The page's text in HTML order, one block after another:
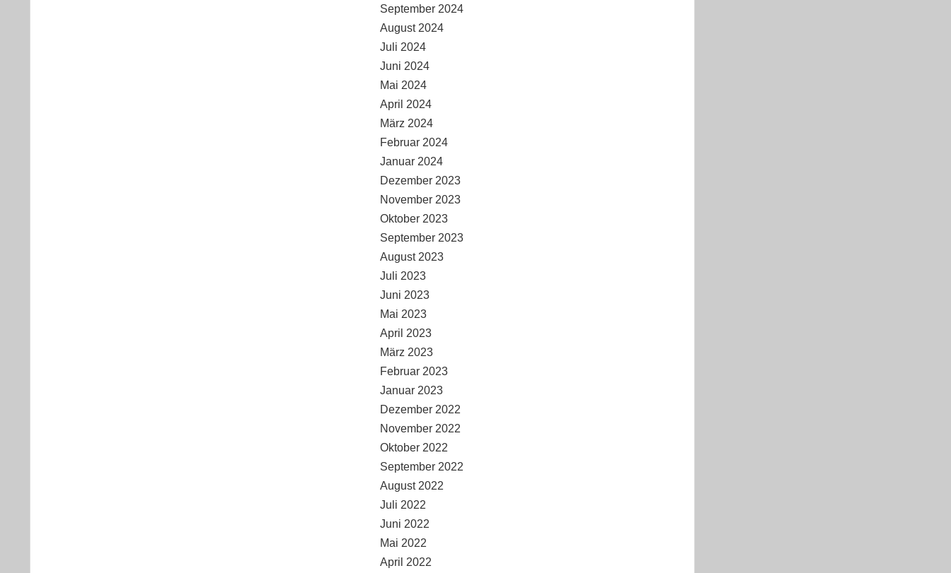
September 2024
August 2024
Juli 2024
Juni 2024
Mai 2024
April 2024
März 2024
Februar 2024
Januar 2024
Dezember 2023
November 2023
Oktober 2023
September 2023
August 2023
Juli 2023
Juni 2023
Mai 2023
April 2023
März 2023
Februar 2023
Januar 2023
Dezember 2022
November 2022
Oktober 2022
September 2022
August 2022
Juli 2022
Juni 2022
Mai 2022
April 2022